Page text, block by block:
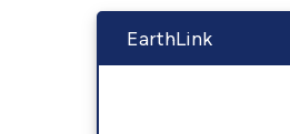
EarthLink